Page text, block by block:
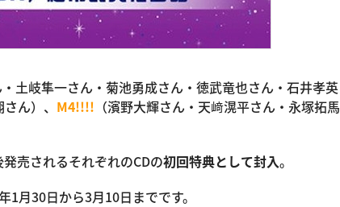
・土岐隼一さん・菊池勇成さん・徳武竜也さん・石井孝英
ん）、 M4!!!! （濱野大輝さん・天﨑滉平さん・永塚拓馬
売されるそれぞれのCDの初回特典として封入。
月30日から3月10日までです。